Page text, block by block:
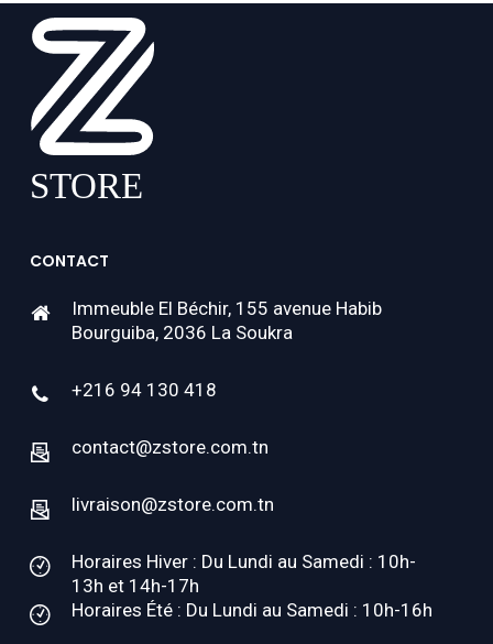
CONTACT
Immeuble El Béchir, 155 avenue Habib
Bourguiba, 2036 La Soukra
+216 94 130 418
contact@zstore.com.tn
livraison@zstore.com.tn
Horaires Hiver : Du Lundi au Samedi : 10h-
13h et 14h-17h
Horaires Été : Du Lundi au Samedi : 10h-16h